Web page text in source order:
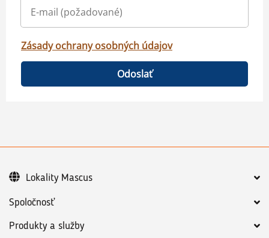
Zásady ochrany osobných údajov
Odoslať
Spoločnosť
Produkty a služby
Lokality Mascus